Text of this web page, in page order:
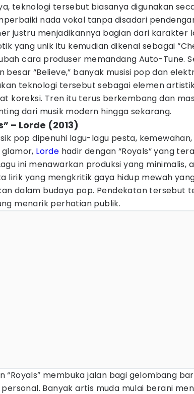
teknologi tersebut biasanya digunakan
nada vokal tanpa disadari
justru menjadikannya bagian dari karakter
yang unik itu kemudian dikenal sebagai
cara produser memandang Auto-Tune.
besar “Believe,” banyak musisi pop dan
teknologi tersebut sebagai elemen
koreksi. Tren itu terus berkembang dan
dari musik modern hingga sekarang.
– Lorde (2013)
pop dipenuhi lagu-lagu pesta,
Lorde hadir dengan “Royals” yang
ini menawarkan produksi yang minimalis,
lirik yang mengkritik gaya hidup mewah
dalam budaya pop. Pendekatan tersebut
menarik perhatian publik.
“Royals” membuka jalan bagi gelombang
Banyak artis muda mulai berani